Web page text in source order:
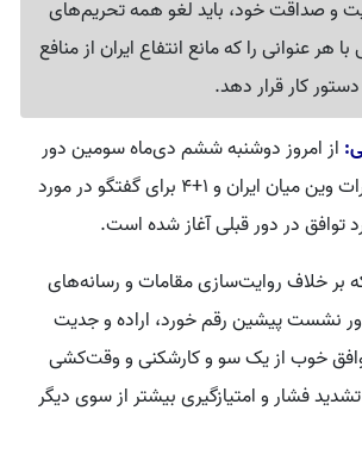
و صداقت خود، باید لغو همه تحریم‌های
هر عنوانی را که مانع انتفاع ایران از منافع
کار قرار دهد.
از امروز دوشنبه ششم دی‌ماه سومین دور
از فرآیند جدید مذاکرات وین میان ایران و ۱+۴ برای گفتگو در مورد
در دور قبلی آغاز شده است.
بر خلاف روایت‌سازی مقامات و رسانه‌های
نشست پیشین رقم خورد، اراده و جدیت
خوب از یک سو و کارشکنی و وقت‌کشی
فشار و امتیازگیری بیشتر از سوی دیگر